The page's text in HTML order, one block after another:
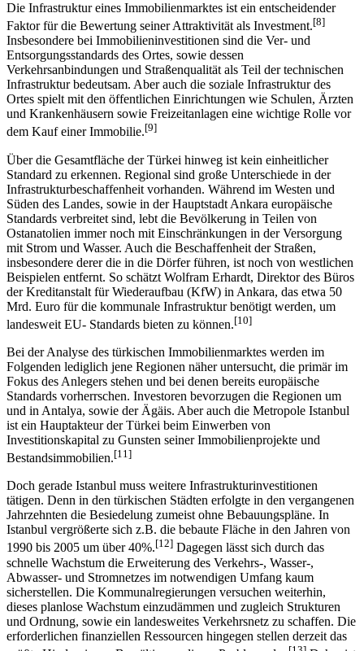
Die Infrastruktur eines Immobilienmarktes ist ein entscheidender
Faktor für die Bewertung seiner Attraktivität als Investment.[8]
Insbesondere bei Immobilieninvestitionen sind die Ver- und
Entsorgungsstandards des Ortes, sowie dessen
Verkehrsanbindungen und Straßenqualität als Teil der technischen
Infrastruktur bedeutsam. Aber auch die soziale Infrastruktur des
Ortes spielt mit den öffentlichen Einrichtungen wie Schulen, Ärzten
und Krankenhäusern sowie Freizeitanlagen eine wichtige Rolle vor
dem Kauf einer Immobilie.[9]
Über die Gesamtfläche der Türkei hinweg ist kein einheitlicher
Standard zu erkennen. Regional sind große Unterschiede in der
Infrastrukturbeschaffenheit vorhanden. Während im Westen und
Süden des Landes, sowie in der Hauptstadt Ankara europäische
Standards verbreitet sind, lebt die Bevölkerung in Teilen von
Ostanatolien immer noch mit Einschränkungen in der Versorgung
mit Strom und Wasser. Auch die Beschaffenheit der Straßen,
insbesondere derer die in die Dörfer führen, ist noch von westlichen
Beispielen entfernt. So schätzt Wolfram Erhardt, Direktor des Büros
der Kreditanstalt für Wiederaufbau (KfW) in Ankara, das etwa 50
Mrd. Euro für die kommunale Infrastruktur benötigt werden, um
landesweit EU- Standards bieten zu können.[10]
Bei der Analyse des türkischen Immobilienmarktes werden im
Folgenden lediglich jene Regionen näher untersucht, die primär im
Fokus des Anlegers stehen und bei denen bereits europäische
Standards vorherrschen. Investoren bevorzugen die Regionen um
und in Antalya, sowie der Ägäis. Aber auch die Metropole Istanbul
ist ein Hauptakteur der Türkei beim Einwerben von
Investitionskapital zu Gunsten seiner Immobilienprojekte und
Bestandsimmobilien.[11]
Doch gerade Istanbul muss weitere Infrastrukturinvestitionen
tätigen. Denn in den türkischen Städten erfolgte in den vergangenen
Jahrzehnten die Besiedelung zumeist ohne Bebauungspläne. In
Istanbul vergrößerte sich z.B. die bebaute Fläche in den Jahren von
1990 bis 2005 um über 40%.[12] Dagegen lässt sich durch das
schnelle Wachstum die Erweiterung des Verkehrs-, Wasser-,
Abwasser- und Stromnetzes im notwendigen Umfang kaum
sicherstellen. Die Kommunalregierungen versuchen weiterhin,
dieses planlose Wachstum einzudämmen und zugleich Strukturen
und Ordnung, sowie ein landesweites Verkehrsnetz zu schaffen. Die
erforderlichen finanziellen Ressourcen hingegen stellen derzeit das